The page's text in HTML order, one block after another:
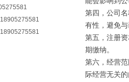
第四，公司
有性，避免
第五，注册
期缴纳。
第六，经营
际经营无关